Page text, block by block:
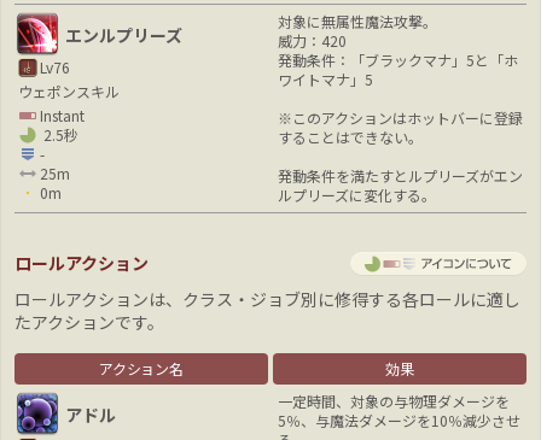
エンルプリーズ
Lv76
ウェポンスキル
Instant
2.5秒
-
25m
0m
対象に無属性魔法攻撃。
威力：420
発動条件：「ブラックマナ」5と「ホ
ワイトマナ」5
※このアクションはホットバーに登録
することはできない。
発動条件を満たすとルプリーズがエン
ルプリーズに変化する。
ロールアクション
ロールアクションは、クラス・ジョブ別に修得する各ロールに適し
たアクションです。
アクション名 効果
アドル
一定時間、対象の与物理ダメージを
5％、与魔法ダメージを10％減少させ